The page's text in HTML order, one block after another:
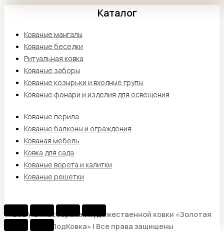
Каталог
Кованые мангалы
Кованые беседки
Ритуальная ковка
Кованые заборы
Кованые козырьки и входные групы
Кованые фонари и изделия для освещения
Кованые перила
Кованые балконы и ограждения
Кованая мебель
Ковка для сада
Кованые ворота и калитки
Кованые решетки
2024 © Мастерская художественной ковки «Золотая
ПодКовка» | Все права защищены